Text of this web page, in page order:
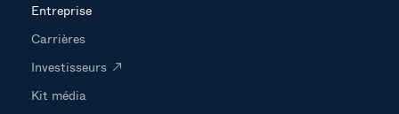
Entreprise
Carrières
Investisseurs
Kit média